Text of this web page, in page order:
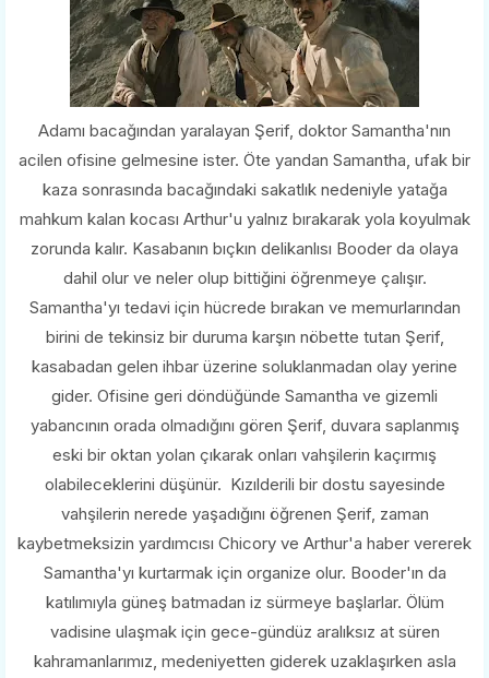
Adamı bacağından yaralayan Şerif, doktor Samantha'nın
acilen ofisine gelmesine ister. Öte yandan Samantha, ufak bir
kaza sonrasında bacağındaki sakatlık nedeniyle yatağa
mahkum kalan kocası Arthur'u yalnız bırakarak yola koyulmak
zorunda kalır. Kasabanın bıçkın delikanlısı Booder da olaya
dahil olur ve neler olup bittiğini öğrenmeye çalışır.
Samantha'yı tedavi için hücrede bırakan ve memurlarından
birini de tekinsiz bir duruma karşın nöbette tutan Şerif,
kasabadan gelen ihbar üzerine soluklanmadan olay yerine
gider. Ofisine geri döndüğünde Samantha ve gizemli
yabancının orada olmadığını gören Şerif, duvara saplanmış
eski bir oktan yolan çıkarak onları vahşilerin kaçırmış
olabileceklerini düşünür. Kızılderili bir dostu sayesinde
vahşilerin nerede yaşadığını öğrenen Şerif, zaman
kaybetmeksizin yardımcısı Chicory ve Arthur'a haber vererek
Samantha'yı kurtarmak için organize olur. Booder'ın da
katılımıyla güneş batmadan iz sürmeye başlarlar. Ölüm
vadisine ulaşmak için gece-gündüz aralıksız at süren
kahramanlarımız, medeniyetten giderek uzaklaşırken asla